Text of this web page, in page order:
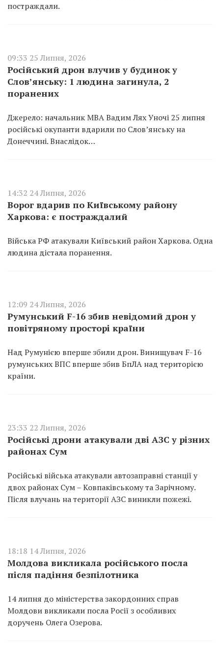
постраждали.
09:33 25 Липня, 2026
Російський дрон влучив у будинок у
Слов’янську: 1 людина загинула, 2
поранених
Джерело: начальник МВА Вадим Лях Уночі 25 липня
російські окупанти вдарили по Слов’янську на
Донеччині. Внаслідок…
14:32 24 Липня, 2026
Ворог вдарив по Київському району
Харкова: є постраждалий
Війська РФ атакували Київський район Харкова. Одна
людина дістала поранення.
12:09 24 Липня, 2026
Румунський F-16 збив невідомий дрон у
повітряному просторі країни
Над Румунією вперше збили дрон. Винищувач F-16
румунських ВПС вперше збив БпЛА над територією
країни.
23:33 22 Липня, 2026
Російські дрони атакували дві АЗС у різних
районах Сум
Російські війська атакували автозаправні станції у
двох районах Сум – Ковпаківському та Зарічному.
Після влучань на території АЗС виникли пожежі.
18:18 14 Липня, 2026
Молдова викликала російського посла
після падіння безпілотника
14 липня до міністерства закордонних справ
Молдови викликали посла Росії з особливих
доручень Олега Озерова.